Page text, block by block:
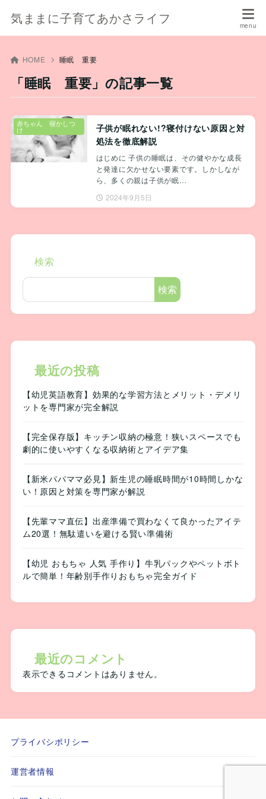
気ままに子育てあかさライフ
HOME 睡眠 重要
「睡眠 重要」の記事一覧
子供が眠れない!?寝付けない原因と対
処法を徹底解説
はじめに 子供の睡眠は、その健やかな成長
と発達に欠かせない要素です。しかしなが
ら、多くの親は子供が眠…
2024年9月5日
赤ちゃん 寝かしつ
け
検索
検索
最近の投稿
【幼児英語教育】効果的な学習方法とメリット・デメリ
ットを専門家が完全解説
【完全保存版】キッチン収納の極意！狭いスペースでも
劇的に使いやすくなる収納術とアイデア集
【新米パパママ必見】新生児の睡眠時間が10時間しかな
い！原因と対策を専門家が解説
【先輩ママ直伝】出産準備で買わなくて良かったアイテ
ム20選！無駄遣いを避ける賢い準備術
【幼児 おもちゃ 人気 手作り】牛乳パックやペットボト
ルで簡単！年齢別手作りおもちゃ完全ガイド
最近のコメント
表示できるコメントはありません。
プライバシポリシー
運営者情報